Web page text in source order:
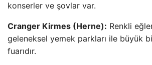
konserler ve şovlar var.
Cranger Kirmes (Herne): Renkli
geleneksel yemek parkları ile büyük
fuarıdır.